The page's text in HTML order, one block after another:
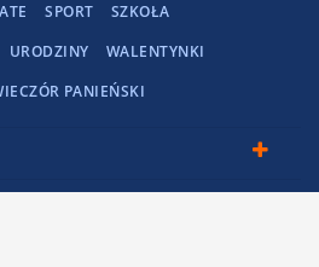
SPORT
SZKOŁA
URODZINY
WALENTYNKI
PANIEŃSKI